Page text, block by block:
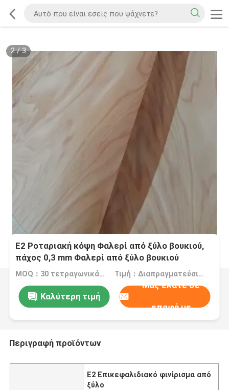
2/3
Ε2 Ροταριακή κόψη Φαλερί από ξύλο βουκιού,
πάχος 0,3 mm Φαλερί από ξύλο βουκιού
MOQ：30 τετραγωνικά μέτρα Τιμή：Διαπραγματεύσιμα
Καλύτερη τιμή
Μας ελάτε σε
επαφή με
Περιγραφή προϊόντων
Ε2 Επικεφαλιδιακό φινίρισμα από
ξύλο